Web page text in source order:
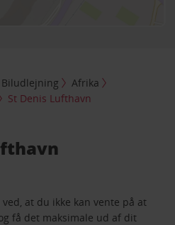
Biludlejning
Afrika
St Denis Lufthavn
at du ikke kan vente på at
få det maksimale ud af dit